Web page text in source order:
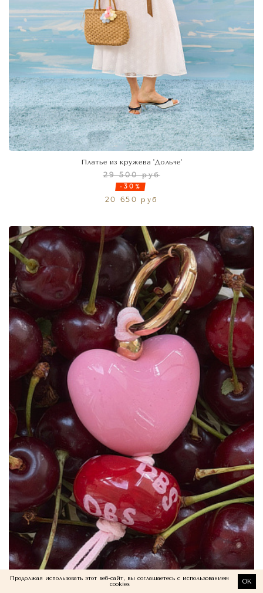
Платье из кружева 'Дольче'
29 500 руб
-30%
20 650 руб
Продолжая использовать этот веб-сайт, вы соглашаетесь с использованием
cookies
OK